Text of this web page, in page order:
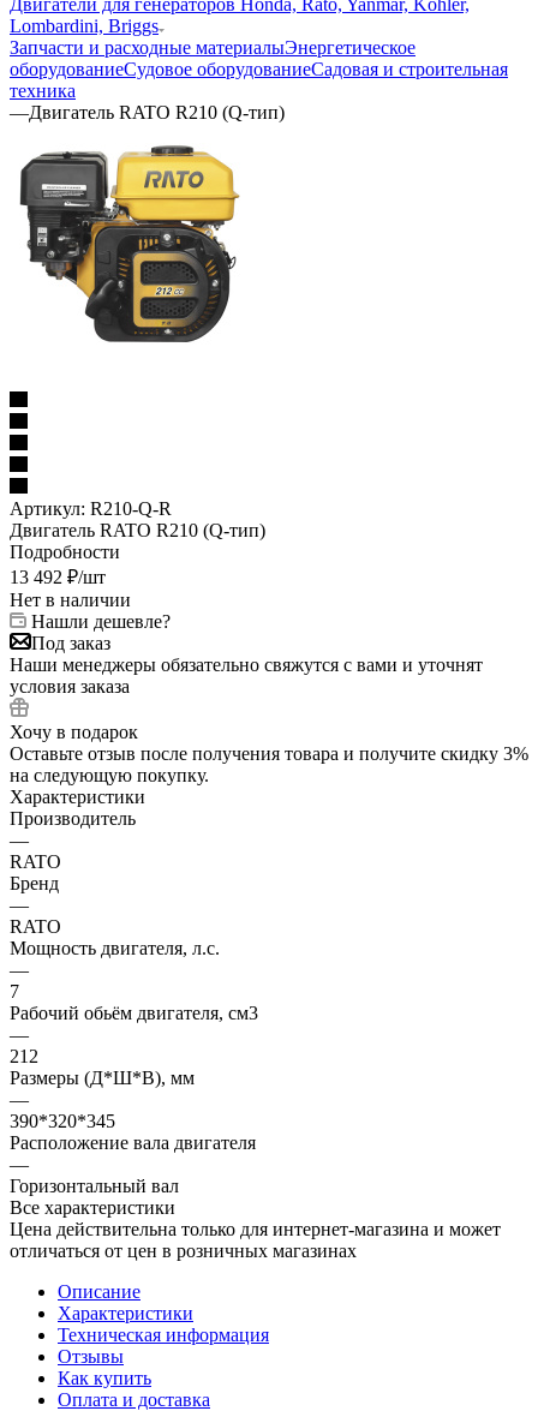
Lombardini, Briggs
Запчасти и расходные материалыЭнергетическое
оборудованиеСудовое оборудованиеСадовая и строительная
техника
—Двигатель RATO R210 (Q-тип)
Артикул: R210-Q-R
Двигатель RATO R210 (Q-тип)
Подробности
13 492 ₽/шт
Нет в наличии
Нашли дешевле?
Под заказ
Наши менеджеры обязательно свяжутся с вами и уточнят
условия заказа
Хочу в подарок
Оставьте отзыв после получения товара и получите скидку 3%
на следующую покупку.
Характеристики
Производитель
—
RATO
Бренд
—
RATO
Мощность двигателя, л.с.
—
7
Рабочий обьём двигателя, см3
—
212
Размеры (Д*Ш*В), мм
—
390*320*345
Расположение вала двигателя
—
Горизонтальный вал
Все характеристики
Цена действительна только для интернет-магазина и может
отличаться от цен в розничных магазинах
Описание
Характеристики
Техническая информация
Отзывы
Как купить
Оплата и доставка